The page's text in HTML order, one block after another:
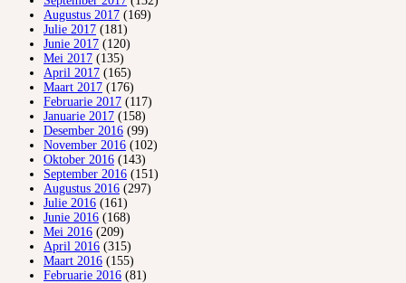
Augustus 2017 (169)
Julie 2017 (181)
Junie 2017 (120)
Mei 2017 (135)
April 2017 (165)
Maart 2017 (176)
Februarie 2017 (117)
Januarie 2017 (158)
Desember 2016 (99)
November 2016 (102)
Oktober 2016 (143)
September 2016 (151)
Augustus 2016 (297)
Julie 2016 (161)
Junie 2016 (168)
Mei 2016 (209)
April 2016 (315)
Maart 2016 (155)
Februarie 2016 (81)